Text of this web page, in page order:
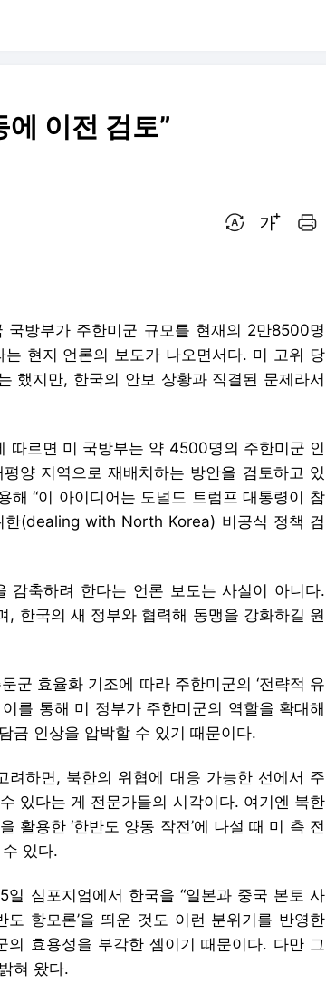
이전 검토”
방부가 주한미군 규모를 현재의 2만8500명
현지 언론의 보도가 나오면서다. 미 고위 당
했지만, 한국의 안보 상황과 직결된 문제라서
따르면 미 국방부는 약 4500명의 주한미군 인
양 지역으로 재배치하는 방안을 검토하고 있
해 “이 아이디어는 도널드 트럼프 대통령이 참
한(dealing with North Korea) 비공식 정책 검
감축하려 한다는 언론 보도는 사실이 아니다.
, 한국의 새 정부와 협력해 동맹을 강화하길 원
군 효율화 기조에 따라 주한미군의 ‘전략적 유
를 통해 미 정부가 주한미군의 역할을 확대해
금 인상을 압박할 수 있기 때문이다.
하면, 북한의 위협에 대응 가능한 선에서 주
있다는 게 전문가들의 시각이다. 여기엔 북한
활용한 ‘한반도 양동 작전’에 나설 때 미 측 전
있다.
심포지엄에서 한국을 “일본과 중국 본토 사
도 항모론’을 띄운 것도 이런 분위기를 반영한
의 효용성을 부각한 셈이기 때문이다. 다만 그
혀 왔다.